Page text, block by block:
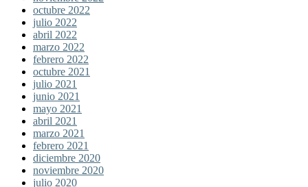
octubre 2022
julio 2022
abril 2022
marzo 2022
febrero 2022
octubre 2021
julio 2021
junio 2021
mayo 2021
abril 2021
marzo 2021
febrero 2021
diciembre 2020
noviembre 2020
julio 2020